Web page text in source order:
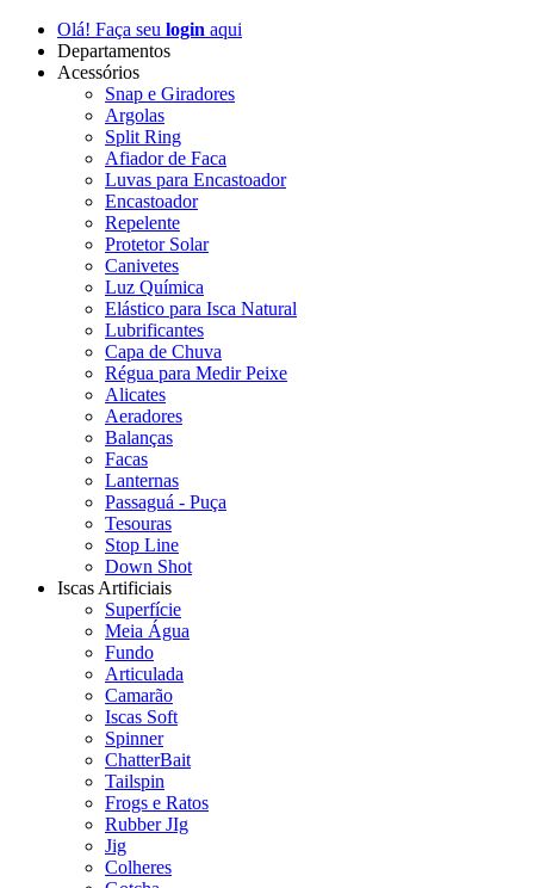
Olá! Faça seu login aqui
Departamentos
Acessórios
Snap e Giradores
Argolas
Split Ring
Afiador de Faca
Luvas para Encastoador
Encastoador
Repelente
Protetor Solar
Canivetes
Luz Química
Elástico para Isca Natural
Lubrificantes
Capa de Chuva
Régua para Medir Peixe
Alicates
Aeradores
Balanças
Facas
Lanternas
Passaguá - Puça
Tesouras
Stop Line
Down Shot
Iscas Artificiais
Superfície
Meia Água
Fundo
Articulada
Camarão
Iscas Soft
Spinner
ChatterBait
Tailspin
Frogs e Ratos
Rubber JIg
Jig
Colheres